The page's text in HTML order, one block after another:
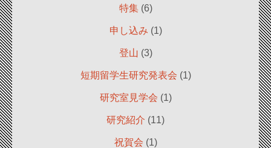
特集(6)
申し込み (1)
登山 (3)
短期留学生研究発表会 (1)
研究室見学会 (1)
研究紹介 (11)
祝賀会 (1)